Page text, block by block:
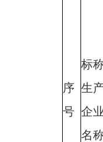
序
号
标
生
企
名